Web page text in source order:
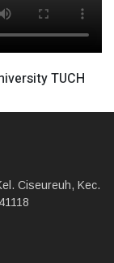
TUCH
Ciseureuh, Kec.